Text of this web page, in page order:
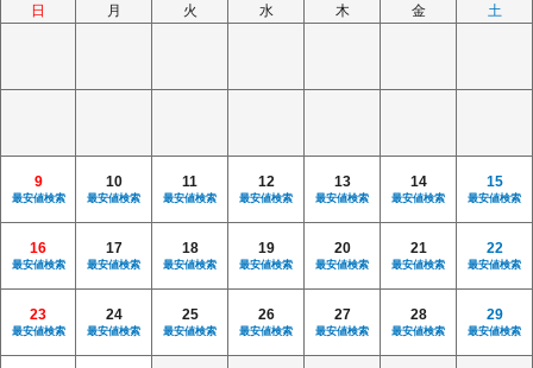
日 月 火 水 木 金 土
9
最安値検索
10
最安値検索
11
最安値検索
12
最安値検索
13
最安値検索
14
最安値検索
15
最安値検索
16
最安値検索
17
最安値検索
18
最安値検索
19
最安値検索
20
最安値検索
21
最安値検索
22
最安値検索
23
最安値検索
24
最安値検索
25
最安値検索
26
最安値検索
27
最安値検索
28
最安値検索
29
最安値検索